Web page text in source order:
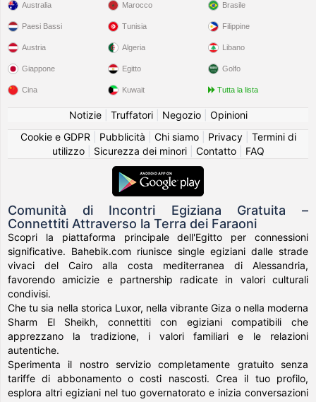
Australia
Paesi Bassi
Austria
Giappone
Cina
Marocco
Tunisia
Algeria
Egitto
Kuwait
Brasile
Filippine
Libano
Golfo
Tutta la lista
Notizie| Truffatori| Negozio| Opinioni
Cookie e GDPR
Pubblicità Chi siamo| Privacy| Termini di
utilizzo| Sicurezza dei minori| Contatto| FAQ
Comunità di Incontri Egiziana Gratuita –
Connettiti Attraverso la Terra dei Faraoni
Scopri la piattaforma principale dell'Egitto per connessioni
significative. Bahebik.com riunisce single egiziani dalle strade
vivaci del Cairo alla costa mediterranea di Alessandria,
favorendo amicizie e partnership radicate in valori culturali
condivisi.
Che tu sia nella storica Luxor, nella vibrante Giza o nella moderna
Sharm El Sheikh, connettiti con egiziani compatibili che
apprezzano la tradizione, i valori familiari e le relazioni
autentiche.
Sperimenta il nostro servizio completamente gratuito senza
tariffe di abbonamento o costi nascosti. Crea il tuo profilo,
esplora altri egiziani nel tuo governatorato e inizia conversazioni